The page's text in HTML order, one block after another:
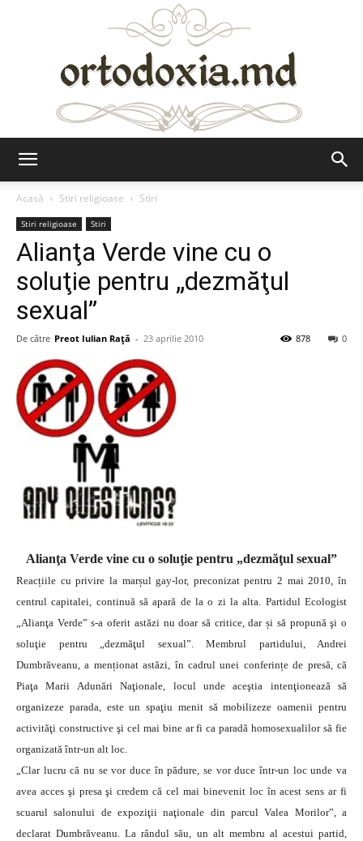
Acasă
Stiri religioase Stiri
Stiri religioase Stiri
Alianţa Verde vine cu o
soluţie pentru „dezmăţul
sexual”
De către Preot Iulian Raţă - 23 aprilie 2010 0
878
Alianţa Verde vine cu o soluţie pentru „dezmăţul sexual”
Reacțiile cu privire la marșul gay-lor, preconizat pentru 2 mai 2010, în
centrul capitalei, continuă să apară de la o zi la alta. Partidul Ecologist
„Alianţa Verde” s-a oferit astăzi nu doar să critice, dar și să propună şi o
soluţie pentru „dezmăţul sexual”. Membrul partidului, Andrei
Dumbrăveanu, a menționat astăzi, în cadrul unei conferințe de presă, că
Piaţa Marii Adunări Naţionale, locul unde aceştia intenţionează să
organizeze parada, este un spaţiu menit să mobilizeze oamenii pentru
activităţi constructive şi cel mai bine ar fi ca paradă homosexualilor să fie
organizată într-un alt loc.
„Clar lucru că nu se vor duce în pădure, se vor duce într-un loc unde va
avea acces şi presa şi credem că cel mai binevenit loc în acest sens ar fi
scuarul salonului de expoziţii naţionale din parcul Valea Morilor”, a
declarat Dumbrăveanu. La rândul său, un alt membru al acestui partid,